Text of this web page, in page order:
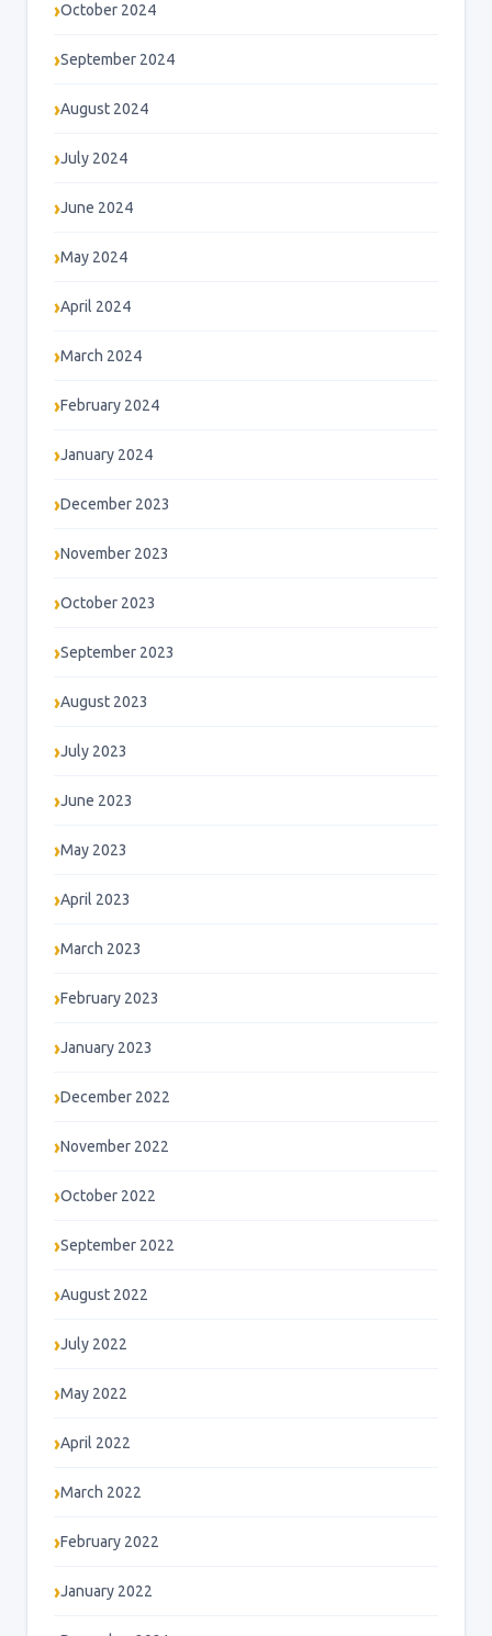
October 2024
September 2024
August 2024
July 2024
June 2024
May 2024
April 2024
March 2024
February 2024
January 2024
December 2023
November 2023
October 2023
September 2023
August 2023
July 2023
June 2023
May 2023
April 2023
March 2023
February 2023
January 2023
December 2022
November 2022
October 2022
September 2022
August 2022
July 2022
May 2022
April 2022
March 2022
February 2022
January 2022